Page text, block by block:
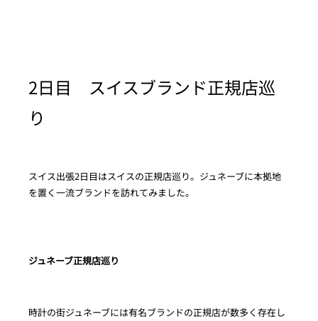
2日目 スイスブランド正規店巡
り
スイス出張2日目はスイスの正規店巡り。ジュネーブに本拠地
を置く一流ブランドを訪れてみました。
ジュネーブ正規店巡り
時計の街ジュネーブには有名ブランドの正規店が数多く存在し